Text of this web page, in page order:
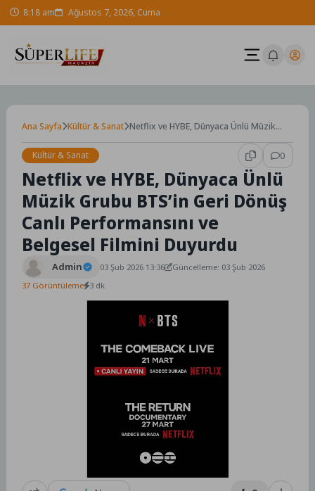
Skip 8:18 am Ağustos 7, 2026, Cuma
Ana Sayfa Kültür & Sanat Netflix ve HYBE, Dünyaca Ünlü Müzik
Performansını ve Belgesel Filmini
Kültür & Sanat 0
Netflix ve HYBE, Dünyaca Ünlü
Müzik Grubu BTS’in Geri Dönüş
Canlı Performansını ve
Belgesel Filmini Duyurdu
Admin 03 Şub 2026 13:36
Güncelleme: 03 Şub 2026
37 Görüntüleme 3 dk.